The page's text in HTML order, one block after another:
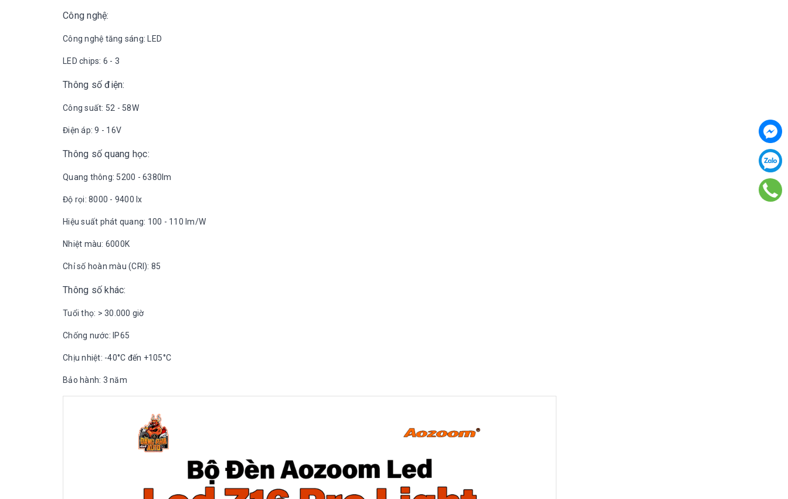
Công nghệ:
Công nghệ tăng sáng: LED
LED chips: 6 - 3
Thông số điện:
Công suất: 52 - 58W
Điện áp: 9 - 16V
Thông số quang học:
Quang thông: 5200 - 6380lm
Độ rọi: 8000 - 9400 lx
Hiệu suất phát quang: 100 - 110 lm/W
Nhiệt màu: 6000K
Chỉ số hoàn màu (CRI): 85
Thông số khác:
Tuổi thọ: > 30.000 giờ
Chống nước: IP65
Chịu nhiệt: -40°C đến +105°C
Bảo hành: 3 năm